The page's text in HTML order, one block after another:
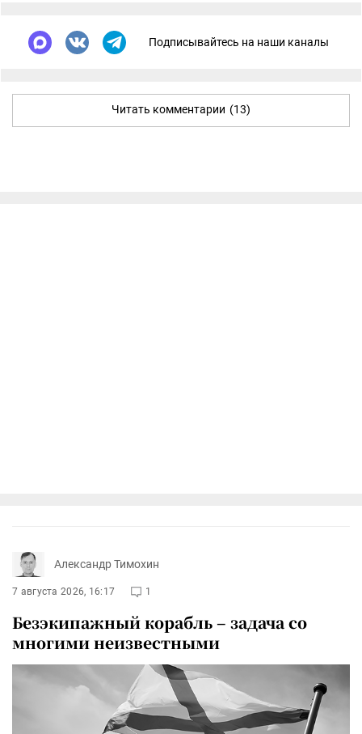
Подписывайтесь на наши каналы
Читать комментарии (13)
Александр Тимохин
7 августа 2026, 16:17 1
Безэкипажный корабль – задача со
многими неизвестными